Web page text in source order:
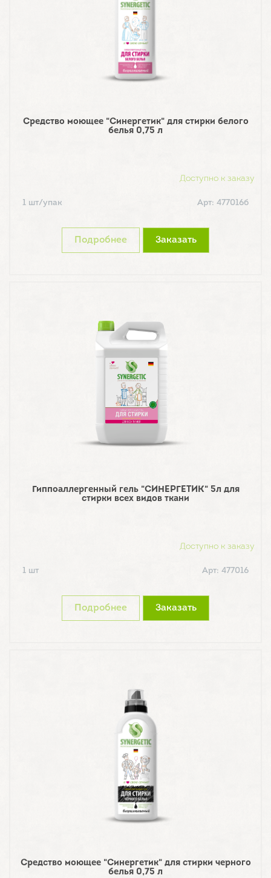
Средство моющее "Синергетик" для стирки белого
белья 0,75 л
Доступно к заказу
1 шт/упак Арт: 477016б
Подробнее Заказать
Гиппоаллергенный гель "СИНЕРГЕТИК" 5л для
стирки всех видов ткани
Доступно к заказу
1 шт Арт: 477016
Подробнее Заказать
Средство моющее "Синергетик" для стирки черного
белья 0,75 л